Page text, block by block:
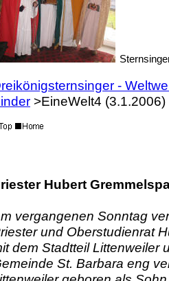
-
>EineWelt4 (3.1.2006)
Hubert
vergangenen Sonntag
und Oberstudienrat
dem Stadtteil Littenweiler
St. Barbara eng